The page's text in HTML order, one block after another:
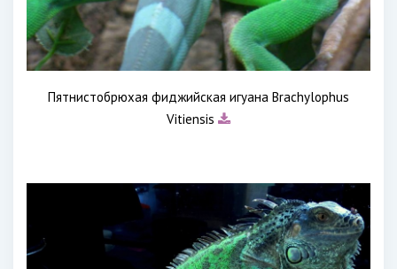
Пятнистобрюхая фиджийская игуана Brachylophus
Vitiensis